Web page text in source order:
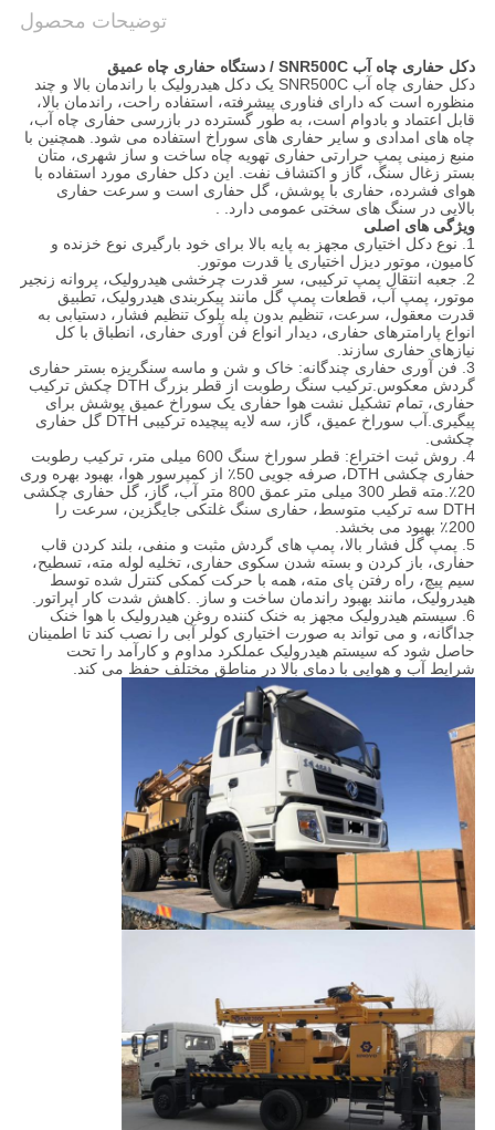
توضیحات محصول
دکل حفاری چاه آب SNR500C / دستگاه حفاری چاه عمیق
دکل حفاری چاه آب SNR500C یک دکل هیدرولیک با راندمان بالا و چند
منظوره است که دارای فناوری پیشرفته، استفاده راحت، راندمان بالا،
قابل اعتماد و بادوام است، به طور گسترده در بازرسی حفاری چاه آب،
چاه های امدادی و سایر حفاری های سوراخ استفاده می شود. همچنین با
منبع زمینی پمپ حرارتی حفاری تهویه چاه ساخت و ساز شهری، متان
بستر زغال سنگ، گاز و اکتشاف نفت. این دکل حفاری مورد استفاده با
هوای فشرده، حفاری با پوشش، گل حفاری است و سرعت حفاری
بالایی در سنگ های سختی عمومی دارد. .
ویژگی های اصلی
1. نوع دکل اختیاری مجهز به پایه بالا برای خود بارگیری نوع خزنده و
کامیون، موتور دیزل اختیاری یا قدرت موتور.
2. جعبه انتقال پمپ ترکیبی، سر قدرت چرخشی هیدرولیک، پروانه زنجیر
موتور، پمپ آب، قطعات پمپ گل مانند پیکربندی هیدرولیک، تطبیق
قدرت معقول، سرعت، تنظیم بدون پله بلوک تنظیم فشار، دستیابی به
انواع پارامترهای حفاری، دیدار انواع فن آوری حفاری، انطباق با کل
نیازهای حفاری سازند.
3. فن آوری حفاری چندگانه: خاک و شن و ماسه سنگریزه بستر حفاری
گردش معکوس.ترکیب سنگ رطوبت از قطر بزرگ DTH چکش ترکیب
حفاری، تمام تشکیل نشت هوا حفاری یک سوراخ عمیق پوشش برای
پیگیری.آب سوراخ عمیق، گاز، سه لایه پیچیده ترکیبی DTH گل حفاری
چکشی.
4. روش ثبت اختراع: قطر سوراخ سنگ 600 میلی متر، ترکیب رطوبت
حفاری چکشی DTH، صرفه جویی 50٪ از کمپرسور هوا، بهبود بهره وری
20٪.مته قطر 300 میلی متر عمق 800 متر آب، گاز، گل حفاری چکشی
DTH سه ترکیب متوسط، حفاری سنگ غلتکی جایگزین، سرعت را
200٪ بهبود می بخشد.
5. پمپ گل فشار بالا، پمپ های گردش مثبت و منفی، بلند کردن قاب
حفاری، باز کردن و بسته شدن سکوی حفاری، تخلیه لوله مته، تسطیح،
سیم پیچ، راه رفتن پای مته، همه با حرکت کمکی کنترل شده توسط
هیدرولیک، مانند بهبود راندمان ساخت و ساز. .کاهش شدت کار اپراتور.
6. سیستم هیدرولیک مجهز به خنک کننده روغن هیدرولیک با هوا خنک
جداگانه، و می تواند به صورت اختیاری کولر آبی را نصب کند تا اطمینان
حاصل شود که سیستم هیدرولیک عملکرد مداوم و کارآمد را تحت
شرایط آب و هوایی با دمای بالا در مناطق مختلف حفظ می کند.